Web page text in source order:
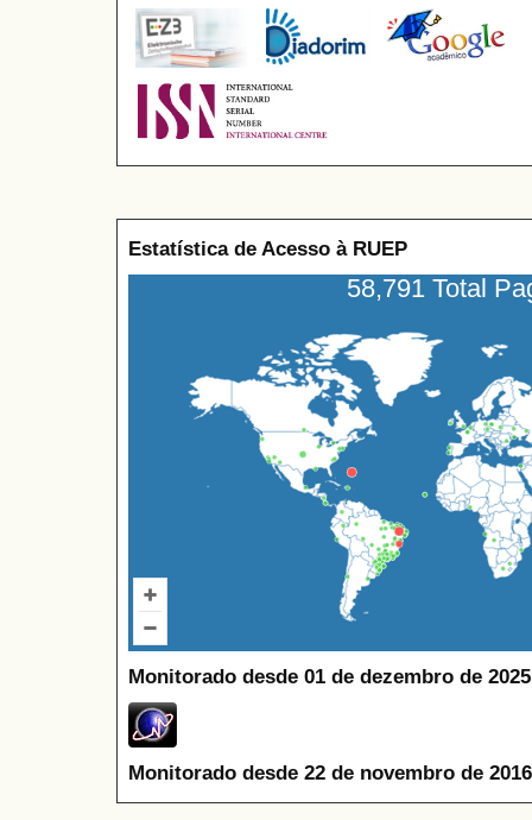
Estatística de Acesso à RUEP
58,791 Total
Monitorado desde 01 de dezembro de
Monitorado desde 22 de novembro de